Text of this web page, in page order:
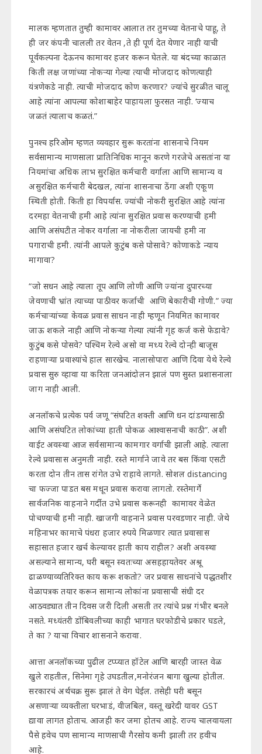
मालक म्हणतात तुम्ही कामावर आलात तर तुमच्या वेतनाचे पाहू, ते
ही जर कंपनी चालली तर वेतन ,ते ही पूर्ण देत येणार नाही याची
पूर्वकल्पना देऊनच कामावर हजर करून घेतले. या बंदच्या काळात
किती लक्ष जणांच्या नोकऱ्या गेल्या त्याची मोजदाद कोणत्याही
यंत्रणेकडे नाही. त्याची मोजदाद कोण करणार? ज्यांचे सुरळीत चालू
आहे त्यांना आपल्या कोशाबाहेर पाहायला फुरसत नाही. ‘ज्याच
जळतं त्यालाच कळतं.”
पुनश्च हरिओम म्हणत व्यवहार सुरू करतांना शासनाचे नियम
सर्वसामान्य माणसाला प्रातिनिधिक मानून करणे गरजेचे असतांना या
नियमांचा अधिक लाभ सुरक्षित कर्मचारी वर्गाला आणि सामान्य व
असुरक्षित कर्मचारी बेदखल, त्यांना शासनाचा ठेंगा अशी एकूण
स्थिती होती. किती हा विपर्यास. ज्यांची नोकरी सुरक्षित आहे त्यांना
दरमहा वेतनाची हमी आहे त्यांना सुरक्षित प्रवास करण्याची हमी
आणि असंघटीत नोकर वर्गाला ना नोकरीला जायची हमी ना
पगाराची हमी. त्यांनी आपले कुटुंब कसे पोसावे? कोणाकडे न्याय
मागावा?
“जो सधन आहे त्याला तूप आणि लोणी आणि ज्यांना दुपारच्या
जेवणाची भ्रांत त्याच्या पाठीवर कर्जाची आणि बेकारीची गोणी.” ज्या
कर्मचाऱ्यांच्या केवळ प्रवास साधन नाही म्हणून नियमित कामावर
जाऊ शकले नाही आणि नोकऱ्या गेल्या त्यांनी गृह कर्ज कसे फेडावे?
कुटुंब कसे पोसवे? पश्चिम रेल्वे असो वा मध्य रेल्वे दोन्ही बाजूस
राहणाऱ्या प्रवाश्यांचे हाल सारखेच. नालासोपारा आणि दिवा येथे रेल्वे
प्रवास सुरु व्हावा या करिता जनआंदोलन झालं पण सुस्त प्रशासनाला
जाग नाही आली.
अनलॉकचे प्रत्येक पर्व जणू “संघटित शक्ती आणि धन दांडग्यासाठी
आणि असंघटित लोकांच्या हाती पोकळ आश्वासनाची काठी”. अशी
वाईट अवस्था आज सर्वसामान्य कामगार वर्गाची झाली आहे. त्याला
रेल्वे प्रवासास अनुमती नाही. रस्ते मार्गाने जावे तर बस किंवा एसटी
करता दोन तीन तास रांगेत उभे राहावे लागते. सोशल distancing
चा फज्जा पाडत बस मधून प्रवास करावा लागतो. रस्तेमार्गे
सार्वजनिक वाहनाने गर्दीत उभे प्रवास करूनही कामावर वेळेत
पोचण्याची हमी नाही. खाजगी वाहनाने प्रवास परवडणार नाही. जेथे
महिनाभर कामाचे पंधरा हजार रुपये मिळणार त्यात प्रवासास
सहासात हजार खर्च केल्यावर हाती काय राहील? अशी अवस्था
असल्याने सामान्य, घरी बसून स्वतःच्या असहहायतेवर अश्रू
ढाळण्याव्यतिरिक्त काय करू शकतो? जर प्रवास साधनांचे पद्धतशीर
वेळापत्रक तयार करून सामान्य लोकांना प्रवासाची संधी दर
आठवड्यात तीन दिवस जरी दिली असती तर त्यांचे प्रश्न गंभीर बनले
नसते. मध्यंतरी डोंबिवलीच्या काही भागात घरफोडीचे प्रकार घडले,
ते का ? याचा विचार शासनाने करावा.
आत्ता अनलॉकच्या पुढील टप्प्यात हॉटेल आणि बारही जास्त वेळ
खुले राहतील, सिनेमा गृहे उघडतील,मनोरंजन बागा खुल्या होतील.
सरकारचं अर्थचक्र सुरू झालं ते वेग घेईल. तसेही घरी बसून
असणाऱ्या व्यक्तीला घरभाडं, वीजबिल, वस्तू खरेदी यावर GST
द्यावा लागत होताच. आजही कर जमा होतच आहे. राज्य चालवायला
पैसे हवेच पण सामान्य माणसाची गैरसोय कमी झाली तर हवीच
आहे.